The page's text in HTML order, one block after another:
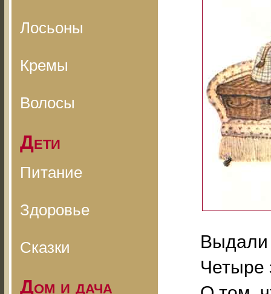
Лосьоны
Кремы
Волосы
Дети
Питание
Здоровье
Сказки
Дом и дача
Выдали
Четыре